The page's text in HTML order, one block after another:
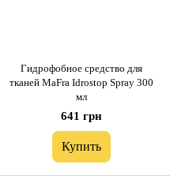
Гидрофобное средство для
тканей MaFra Idrostop Spray 300
мл
641 грн
Купить